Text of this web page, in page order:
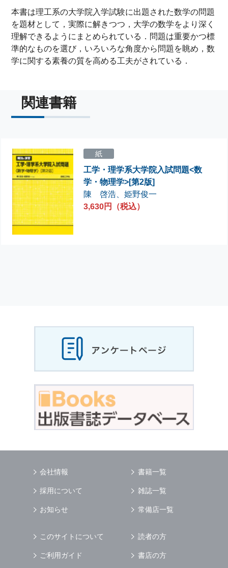
本書は理工系の大学院入学試験に出題された数学の問題
を題材として，実際に解きつつ，大学の数学をより深く
理解できるようにまとめられている．問題は重要かつ標
準的なものを選び，いろいろな角度から問題を眺め，数
学に関する素養の質を高める工夫がされている．
関連書籍
紙
工学・理学系大学院入試問題<数
学・物理学>[第2版]
陳 啓浩 、姫野俊一
3,630円（税込）
会社情報
採用について
お知らせ
書籍一覧
雑誌一覧
常備店一覧
このサイトについて
ご利用ガイド
読者の方
書店の方